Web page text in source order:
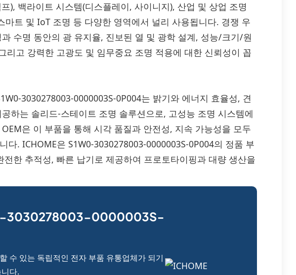
), 백라이트 시스템(디스플레이, 사이니지), 산업 및 상업 조명
마트 및 IoT 조명 등 다양한 영역에서 널리 사용됩니다. 경쟁 우
수명 동안의 광 유지율, 진보된 열 및 광학 설계, 성능/크기/원
리고 강력한 고광도 및 임무중요 조명 적용에 대한 신뢰성이 꼽
3030278003-0000003S-0P004는 밝기와 에너지 효율성, 견
하는 솔리드‑스테이트 조명 솔루션으로, 고성능 조명 시스템에
은 이 부품을 통해 시각 품질과 안전성, 지속 가능성을 모두
다. ICHOME은 S1W0-3030278003-0000003S-0P004의 정품 부
전한 추적성, 빠른 납기로 제공하여 프로토타이핑과 대량 생산을
3030278003-0000003S-
수 있는 독립적인 전자 부품 유통업체가 되기
다.